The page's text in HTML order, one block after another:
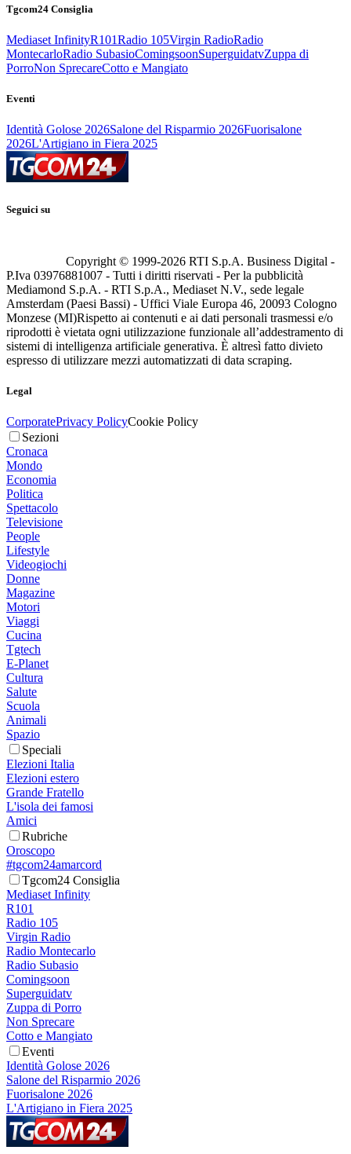
Tgcom24 Consiglia
Mediaset InfinityR101Radio 105Virgin RadioRadio
MontecarloRadio SubasioComingsoonSuperguidatvZuppa di
PorroNon SprecareCotto e Mangiato
Eventi
Identità Golose 2026Salone del Risparmio 2026Fuorisalone
2026L'Artigiano in Fiera 2025
Seguici su
Copyright © 1999-2026 RTI S.p.A. Business Digital -
P.Iva 03976881007 - Tutti i diritti riservati - Per la pubblicità
Mediamond S.p.A. - RTI S.p.A., Mediaset N.V., sede legale
Amsterdam (Paesi Bassi) - Uffici Viale Europa 46, 20093 Cologno
Monzese (MI)Rispetto ai contenuti e ai dati personali trasmessi e/o
riprodotti è vietata ogni utilizzazione funzionale all’addestramento di
sistemi di intelligenza artificiale generativa. È altresì fatto divieto
espresso di utilizzare mezzi automatizzati di data scraping.
Legal
CorporatePrivacy PolicyCookie Policy
Sezioni
Cronaca
Mondo
Economia
Politica
Spettacolo
Televisione
People
Lifestyle
Videogiochi
Donne
Magazine
Motori
Viaggi
Cucina
Tgtech
E-Planet
Cultura
Salute
Scuola
Animali
Spazio
Speciali
Elezioni Italia
Elezioni estero
Grande Fratello
L'isola dei famosi
Amici
Rubriche
Oroscopo
#tgcom24amarcord
Tgcom24 Consiglia
Mediaset Infinity
R101
Radio 105
Virgin Radio
Radio Montecarlo
Radio Subasio
Comingsoon
Superguidatv
Zuppa di Porro
Non Sprecare
Cotto e Mangiato
Eventi
Identità Golose 2026
Salone del Risparmio 2026
Fuorisalone 2026
L'Artigiano in Fiera 2025